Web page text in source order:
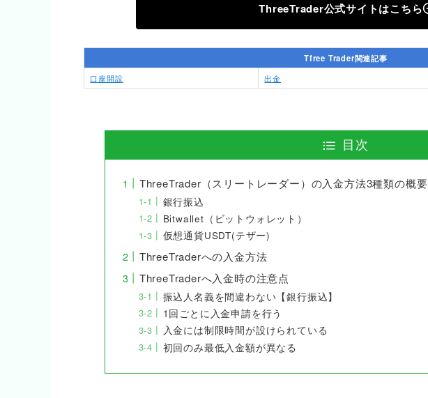
ThreeTrader公式サイトはこちら
Tfree Trader関連記事
口座開設
出金
目次
ThreeTrader（スリートレーダー）の入金方法3種類の概要
銀行振込
Bitwallet（ビットウォレット）
仮想通貨USDT(テザー)
ThreeTraderへの入金方法
ThreeTraderへ入金時の注意点
振込人名義を間違わない【銀行振込】
1回ごとに入金申請を行う
入金には制限時間が設けられている
初回のみ最低入金額が異なる